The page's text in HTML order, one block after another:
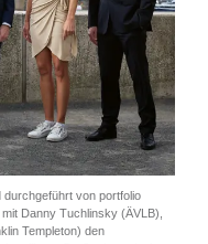
durchgeführt von portfolio
Danny Tuchlinsky (ÄVLB),
Templeton) den